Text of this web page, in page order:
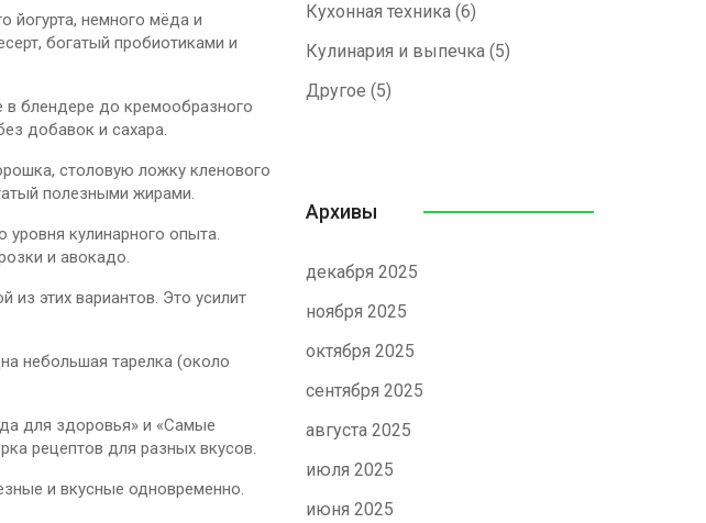
йогурта, немного мёда и
богатый пробиотиками и
в блендере до кремообразного
добавок и сахара.
столовую ложку кленового
полезными жирами.
уровня кулинарного опыта.
и авокадо.
из этих вариантов. Это усилит
небольшая тарелка (около
для здоровья» и «Самые
рецептов для разных вкусов.
и вкусные одновременно.
Кухонная техника (6)
Кулинария и выпечка (5)
Другое (5)
Архивы
декабря 2025
ноября 2025
октября 2025
сентября 2025
августа 2025
июля 2025
июня 2025